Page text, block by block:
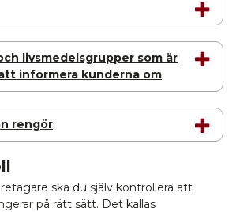
livsmedelsgrupper som är
informera kunderna om
rengör
ska du själv kontrollera att
på rätt sätt. Det kallas